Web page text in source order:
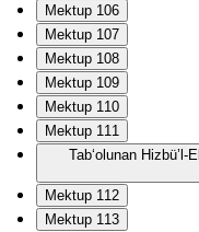
Mektup 106
Mektup 107
Mektup 108
Mektup 109
Mektup 110
Mektup 111
Tab‘olunan Hizbü’l-
Mektup 112
Mektup 113